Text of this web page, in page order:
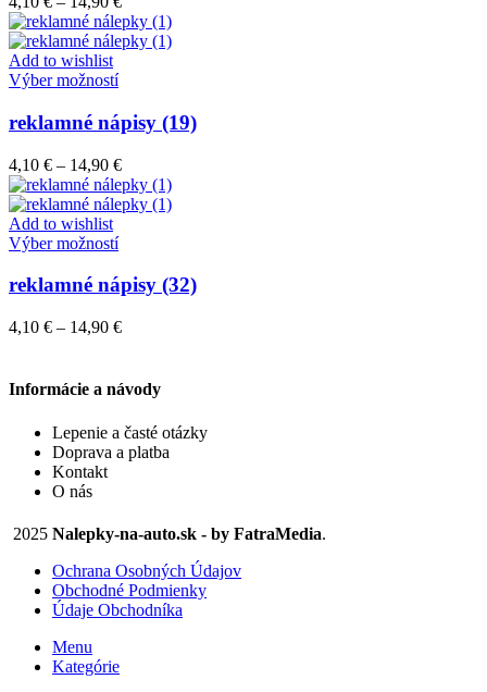
Možnosti
si
môžete
vybrať
na
stránke
produktu.
range:
4,10 €
Add to wishlist
Výber možnostíTento
má
viacero
variantov.
Možnosti
si
môžete
vybrať
na
stránke
produktu.
reklamné nápisy (19)
4,10 € – 14,90 €Price
range:
4,10 €
Add to wishlist
Výber možnostíTento
má
viacero
variantov.
môžete
vybrať
stránke
produktu.
reklamné nápisy (32)
4,10 € – 14,90 €Price
through
14,90 €
Informácie a návody
Lepenie a časté otázky
Doprava a platba
Kontakt
O nás
2025 Nalepky-na-auto.sk - by FatraMedia.
Ochrana Osobných Údajov
Obchodné Podmienky
Údaje Obchodníka
Menu
Kategórie